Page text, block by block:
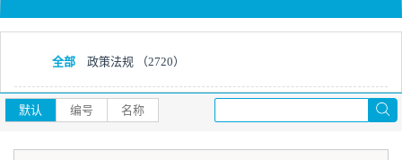
全部 政策法规 （2720）
默认 编号 名称